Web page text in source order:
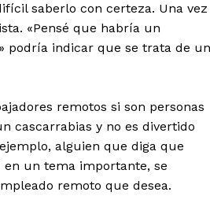
saberlo con certeza. Una vez
«Pensé que habría un
podría indicar que se trata de
remotos si son personas
cascarrabias y no es divertido
alguien que diga que
en un tema importante, se
remoto que desea.